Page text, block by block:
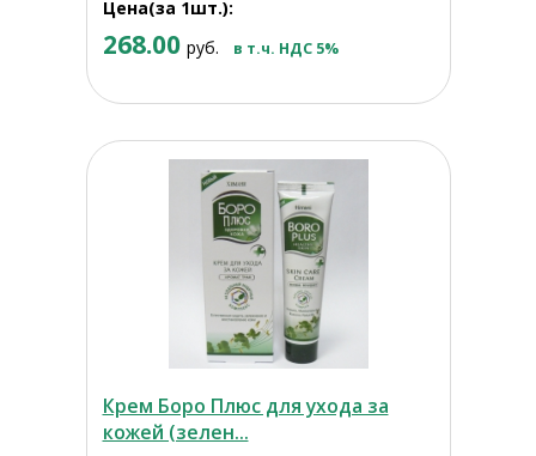
Цена(за 1шт.):
268.00 руб. в т.ч. НДС 5%
Крем Боро Плюс для ухода за
кожей (зелен...